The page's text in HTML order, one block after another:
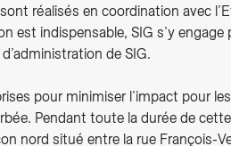
réalisés en coordination avec
est indispensable, SIG s’y engage
de SIG.
pour minimiser l’impact pour
Pendant toute la durée de
nord situé entre la rue François-